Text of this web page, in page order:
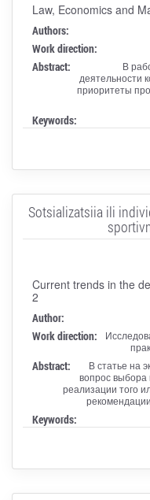
Law, Economics and
Authors:
Work direction:
Abstract:
В
деятельности
приоритеты
Keywords:
Sotsializatsiia ili
Current trends in the
2
Author:
Work direction:
Abstract:
В статье на
вопрос выбора
реализации того
Keywords: